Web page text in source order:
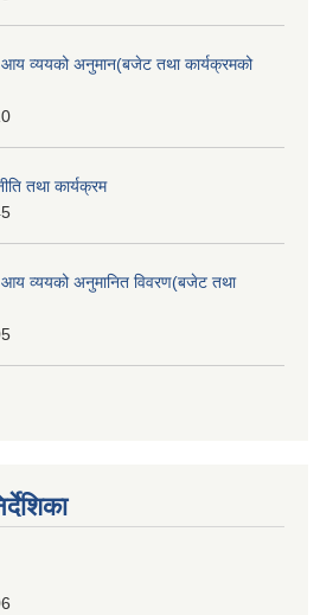
व्ययको अनुमान(बजेट तथा कार्यक्रमको
तथा कार्यक्रम
व्ययको अनुमानित विवरण(बजेट तथा